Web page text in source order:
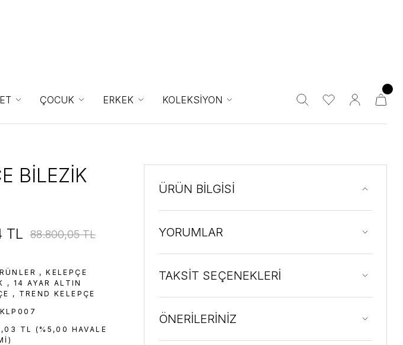
ÇOCUK ERKEK KOLEKSİYON
BİLEZİK
TL 88.800,05 TL
,KELEPÇE
, 14 AYAR ALTIN
, TREND KELEPÇE
TL (%5,00 HAVALE
ÜRÜN BİLGİSİ
YORUMLAR
TAKSİT SEÇENEKLERİ
ÖNERİLERİNİZ